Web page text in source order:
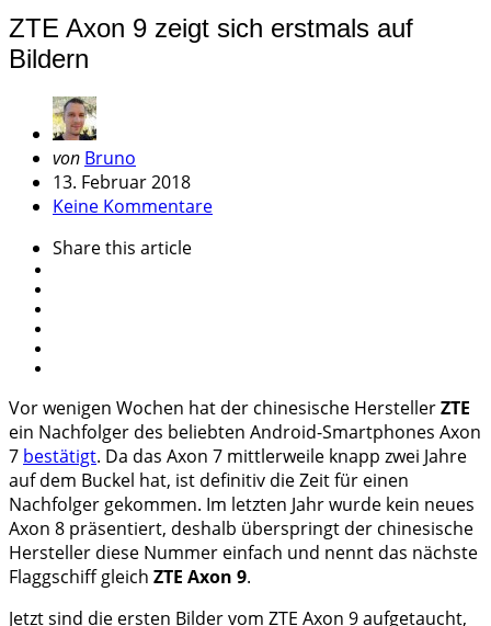
ZTE Axon 9 zeigt sich erstmals auf
Bildern
Geschrieben
von
von Bruno
13. Februar 2018
Keine Kommentare
Sharethis article
Vor wenigen Wochen hat der chinesische HerstellerZTE
ein Nachfolger des beliebten Android-Smartphones Axon
7 bestätigt. Da das Axon 7 mittlerweile knapp zwei Jahre
auf dem Buckel hat, ist definitiv die Zeit für einen
Nachfolger gekommen. Im letzten Jahr wurde kein neues
Axon 8 präsentiert, deshalb überspringt der chinesische
Hersteller diese Nummer einfach und nennt das nächste
Flaggschiff gleich ZTE Axon 9.
Jetzt sind die ersten Bilder vom ZTE Axon 9 aufgetaucht,